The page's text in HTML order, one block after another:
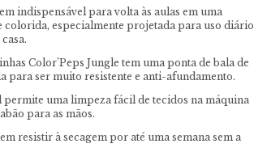
indispensável para volta às aulas em uma
colorida, especialmente projetada para uso diário
Color’Peps Jungle tem uma ponta de bala de
para ser muito resistente e anti-afundamento.
permite uma limpeza fácil de tecidos na máquina
para as mãos.
resistir à secagem por até uma semana sem a